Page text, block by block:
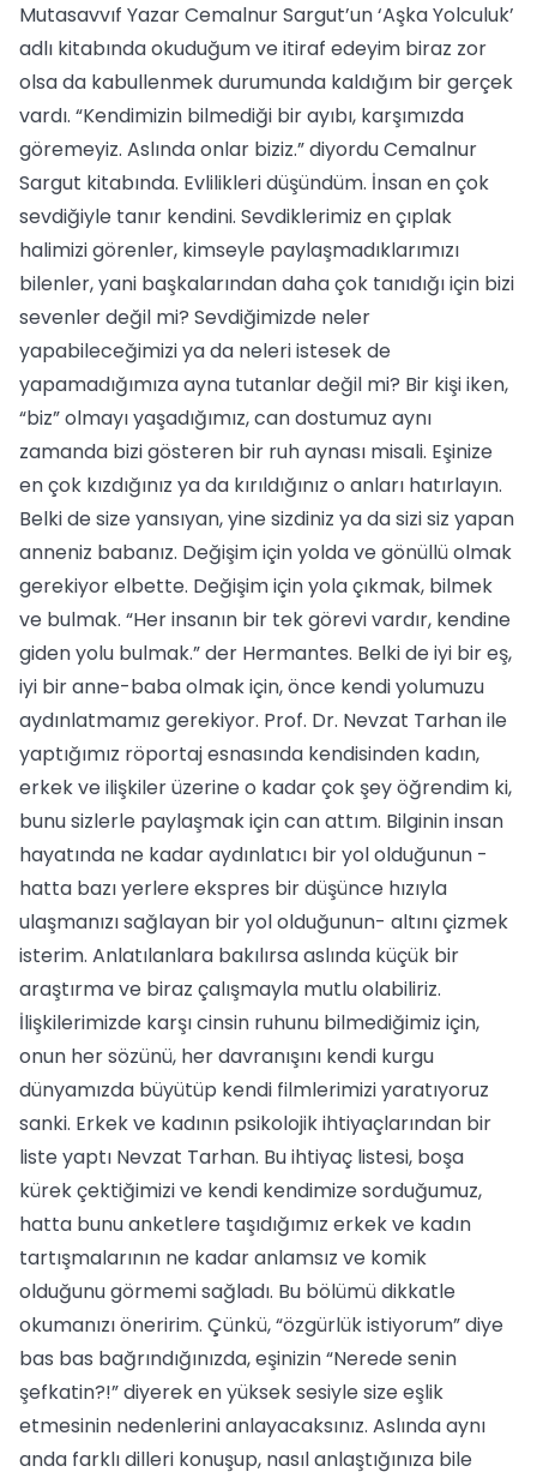
Mutasavvıf Yazar Cemalnur Sargut’un ‘Aşka Yolculuk’
adlı kitabında okuduğum ve itiraf edeyim biraz zor
olsa da kabullenmek durumunda kaldığım bir gerçek
vardı. “Kendimizin bilmediği bir ayıbı, karşımızda
göremeyiz. Aslında onlar biziz.” diyordu Cemalnur
Sargut kitabında. Evlilikleri düşündüm. İnsan en çok
sevdiğiyle tanır kendini. Sevdiklerimiz en çıplak
halimizi görenler, kimseyle paylaşmadıklarımızı
bilenler, yani başkalarından daha çok tanıdığı için bizi
sevenler değil mi? Sevdiğimizde neler
yapabileceğimizi ya da neleri istesek de
yapamadığımıza ayna tutanlar değil mi? Bir kişi iken,
“biz” olmayı yaşadığımız, can dostumuz aynı
zamanda bizi gösteren bir ruh aynası misali. Eşinize
en çok kızdığınız ya da kırıldığınız o anları hatırlayın.
Belki de size yansıyan, yine sizdiniz ya da sizi siz yapan
anneniz babanız. Değişim için yolda ve gönüllü olmak
gerekiyor elbette. Değişim için yola çıkmak, bilmek
ve bulmak. “Her insanın bir tek görevi vardır, kendine
giden yolu bulmak.” der Hermantes. Belki de iyi bir eş,
iyi bir anne-baba olmak için, önce kendi yolumuzu
aydınlatmamız gerekiyor. Prof. Dr. Nevzat Tarhan ile
yaptığımız röportaj esnasında kendisinden kadın,
erkek ve ilişkiler üzerine o kadar çok şey öğrendim ki,
bunu sizlerle paylaşmak için can attım. Bilginin insan
hayatında ne kadar aydınlatıcı bir yol olduğunun -
hatta bazı yerlere ekspres bir düşünce hızıyla
ulaşmanızı sağlayan bir yol olduğunun- altını çizmek
isterim. Anlatılanlara bakılırsa aslında küçük bir
araştırma ve biraz çalışmayla mutlu olabiliriz.
İlişkilerimizde karşı cinsin ruhunu bilmediğimiz için,
onun her sözünü, her davranışını kendi kurgu
dünyamızda büyütüp kendi filmlerimizi yaratıyoruz
sanki. Erkek ve kadının psikolojik ihtiyaçlarından bir
liste yaptı Nevzat Tarhan. Bu ihtiyaç listesi, boşa
kürek çektiğimizi ve kendi kendimize sorduğumuz,
hatta bunu anketlere taşıdığımız erkek ve kadın
tartışmalarının ne kadar anlamsız ve komik
olduğunu görmemi sağladı. Bu bölümü dikkatle
okumanızı öneririm. Çünkü, “özgürlük istiyorum” diye
bas bas bağrındığınızda, eşinizin “Nerede senin
şefkatin?!” diyerek en yüksek sesiyle size eşlik
etmesinin nedenlerini anlayacaksınız. Aslında aynı
anda farklı dilleri konuşup, nasıl anlaştığınıza bile